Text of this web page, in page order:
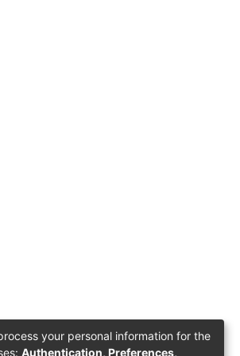
your personal information for the
Authentication, Preferences,